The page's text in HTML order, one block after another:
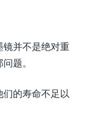
并不是绝对重
题。
的寿命不足以